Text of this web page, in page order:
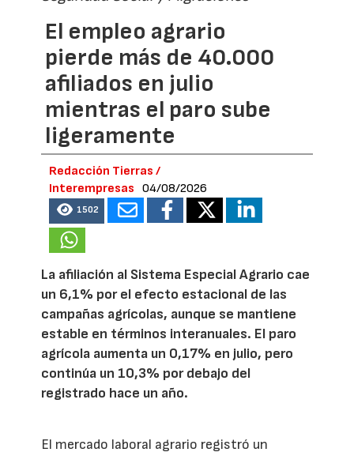
El empleo agrario
pierde más de 40.000
afiliados en julio
mientras el paro sube
ligeramente
Redacción Tierras /
Interempresas
04/08/2026
1502
La afiliación al Sistema Especial Agrario cae
un 6,1% por el efecto estacional de las
campañas agrícolas, aunque se mantiene
estable en términos interanuales. El paro
agrícola aumenta un 0,17% en julio, pero
continúa un 10,3% por debajo del
registrado hace un año.
El mercado laboral agrario registró un